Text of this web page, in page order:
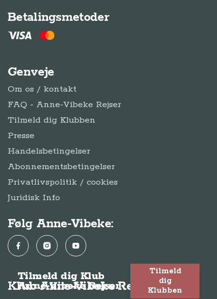
Betalingsmetoder
Genveje
Om os / kontakt
FAQ - Anne-Vibeke Rejser
Tilmeld dig Klubben
Presse
Handelsbetingelser
Abonnementsbetingelser
Privatlivspolitik / cookies
Juridisk Info
Følg Anne-Vibeke:
FacebookInstagramYouTube
Klub Anne-Vibeke Rejser
Tilmeld dig Klub
Anne-Vibeke Rejser
Tilmeld
dig
Klubben